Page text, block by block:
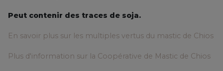
Peut contenir des traces de soja.
En savoir plus sur les multiples vertus du mastic de Chios
Plus d'information sur la Coopérative de Mastic de Chios